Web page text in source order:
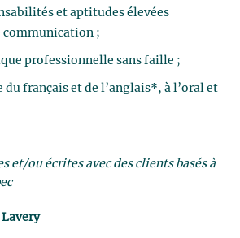
et aptitudes élevées
communication ;
professionnelle sans faille ;
du français et de l’anglais*, à l’oral et
et/ou écrites avec des clients basés à